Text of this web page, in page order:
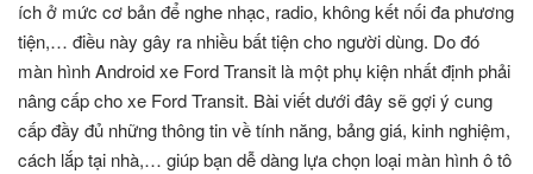
ích ở mức cơ bản để nghe nhạc, radio, không kết nối đa phương
tiện,… điều này gây ra nhiều bất tiện cho người dùng. Do đó
màn hình Android xe Ford Transit là một phụ kiện nhất định phải
nâng cấp cho xe Ford Transit. Bài viết dưới đây sẽ gợi ý cung
cấp đầy đủ những thông tin về tính năng, bảng giá, kinh nghiệm,
cách lắp tại nhà,… giúp bạn dễ dàng lựa chọn loại màn hình ô tô